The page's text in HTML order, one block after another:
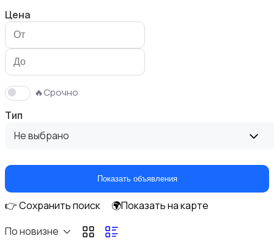
Игрушки и игры
Цена
🔥Срочно
Тип
Не выбрано
Показать объявления
👉 Сохранить поиск
🌍Показать на карте
По новизне